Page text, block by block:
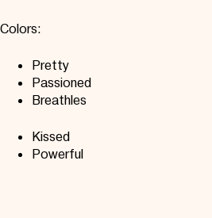
Colors:
Pretty
Passioned
Breathles
Kissed
Powerful